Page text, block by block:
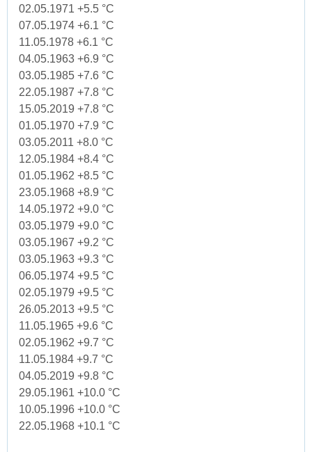
02.05.1971 +5.5 °C
07.05.1974 +6.1 °C
11.05.1978 +6.1 °C
04.05.1963 +6.9 °C
03.05.1985 +7.6 °C
22.05.1987 +7.8 °C
15.05.2019 +7.8 °C
01.05.1970 +7.9 °C
03.05.2011 +8.0 °C
12.05.1984 +8.4 °C
01.05.1962 +8.5 °C
23.05.1968 +8.9 °C
14.05.1972 +9.0 °C
03.05.1979 +9.0 °C
03.05.1967 +9.2 °C
03.05.1963 +9.3 °C
06.05.1974 +9.5 °C
02.05.1979 +9.5 °C
26.05.2013 +9.5 °C
11.05.1965 +9.6 °C
02.05.1962 +9.7 °C
11.05.1984 +9.7 °C
04.05.2019 +9.8 °C
29.05.1961 +10.0 °C
10.05.1996 +10.0 °C
22.05.1968 +10.1 °C